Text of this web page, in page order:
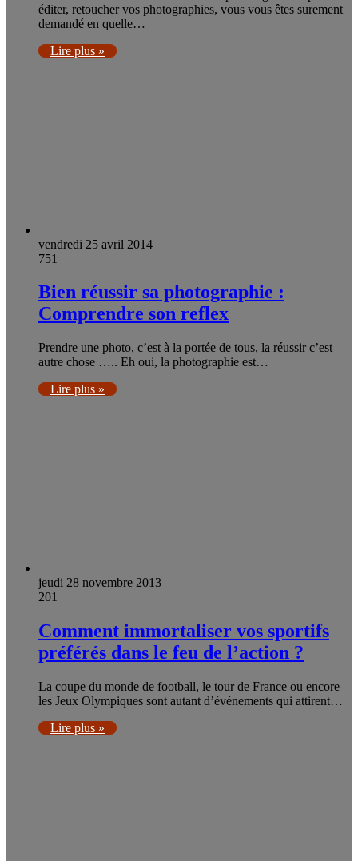
éditer, retoucher vos photographies, vous vous êtes surement
demandé en quelle…
Lire plus »
vendredi 25 avril 2014
751
Bien réussir sa photographie :
Comprendre son reflex
Prendre une photo, c’est à la portée de tous, la réussir c’est
autre chose ….. Eh oui, la photographie est…
Lire plus »
jeudi 28 novembre 2013
201
Comment immortaliser vos sportifs
préférés dans le feu de l’action ?
La coupe du monde de football, le tour de France ou encore
les Jeux Olympiques sont autant d’événements qui attirent…
Lire plus »